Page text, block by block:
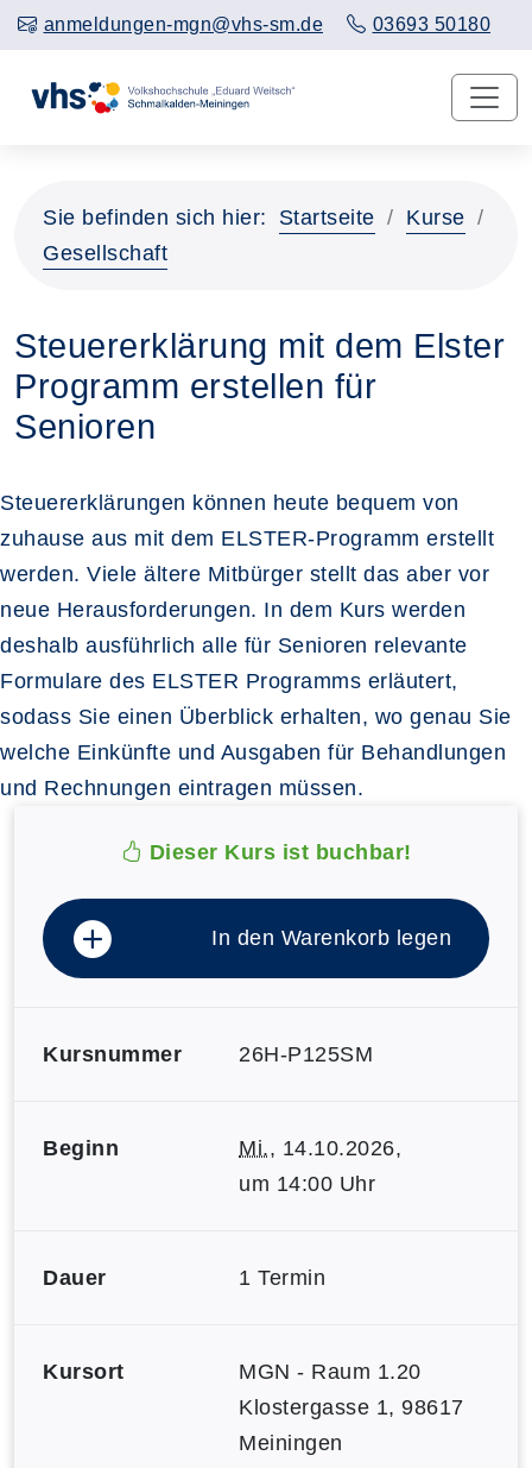
anmeldungen-mgn@vhs-sm.de 03693 50180
Sie befinden sich hier: Startseite
Kurse
Gesellschaft
Steuererklärung mit dem Elster
Programm erstellen für
Senioren
Steuererklärungen können heute bequem von
zuhause aus mit dem ELSTER-Programm erstellt
werden. Viele ältere Mitbürger stellt das aber vor
neue Herausforderungen. In dem Kurs werden
deshalb ausführlich alle für Senioren relevante
Formulare des ELSTER Programms erläutert,
sodass Sie einen Überblick erhalten, wo genau Sie
welche Einkünfte und Ausgaben für Behandlungen
und Rechnungen eintragen müssen.
Dieser Kurs ist buchbar!
In den Warenkorb legen
Kursnummer 26H-P125SM
Beginn Mi., 14.10.2026,
um 14:00 Uhr
Dauer 1 Termin
Kursort
MGN - Raum 1.20
Klostergasse 1, 98617
Meiningen